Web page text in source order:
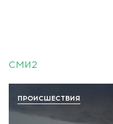
СМИ2
ПРОИСШЕСТВИЯ